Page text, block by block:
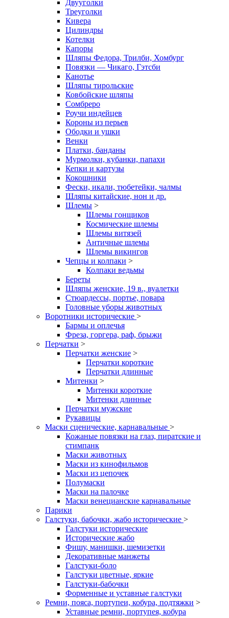
Двууголки
Треуголки
Кивера
Цилиндры
Котелки
Капоры
Шляпы Федора, Трилби, Хомбург
Повязки — Чикаго, Гэтсби
Канотье
Шляпы тирольские
Ковбойские шляпы
Сомбреро
Роучи индейцев
Короны из перьев
Ободки и ушки
Венки
Платки, банданы
Мурмолки, кубанки, папахи
Кепки и картузы
Кокошники
Фески, икали, тюбетейки, чалмы
Шляпы китайские, нон и др.
Шлемы >
Шлемы гонщиков
Космические шлемы
Шлемы витязей
Античные шлемы
Шлемы викингов
Чепцы и колпаки >
Колпаки ведьмы
Береты
Шляпы женские, 19 в., вуалетки
Стюардессы, портье, повара
Головные уборы животных
Воротники исторические >
Бармы и оплечья
Фреза, горгера, раф, брыжи
Перчатки >
Перчатки женские >
Перчатки короткие
Перчатки длинные
Митенки >
Митенки короткие
Митенки длинные
Перчатки мужские
Рукавицы
Маски сценические, карнавальные >
Кожаные повязки на глаз, пиратские и
стимпанк
Маски животных
Маски из кинофильмов
Маски из цепочек
Полумаски
Маски на палочке
Маски венецианские карнавальные
Парики
Галстуки, бабочки, жабо исторические >
Галстуки исторические
Исторические жабо
Фишу, манишки, шемизетки
Декоративные манжеты
Галстуки-боло
Галстуки цветные, яркие
Галстуки-бабочки
Форменные и уставные галстуки
Ремни, пояса, портупеи, кобура, подтяжки >
Уставные ремни, портупея, кобура